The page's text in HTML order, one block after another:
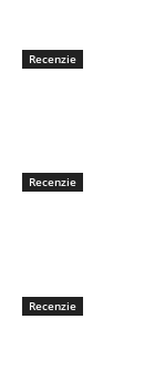
Recenzie
Recenzie
Recenzie